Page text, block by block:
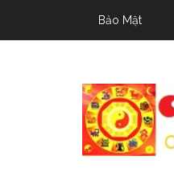
Bảo Mật